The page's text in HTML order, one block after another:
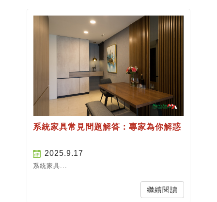
系統家具常見問題解答：專家為你解惑
2025.9.17
系統家具...
繼續閱讀